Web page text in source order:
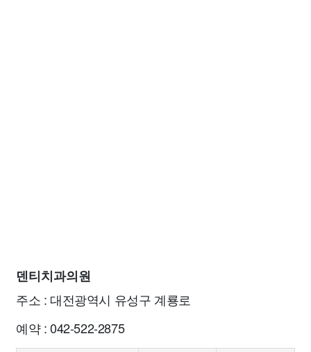
덴티치과의원
주소 : 대전광역시 유성구 계룡로
예약 : 042-522-2875